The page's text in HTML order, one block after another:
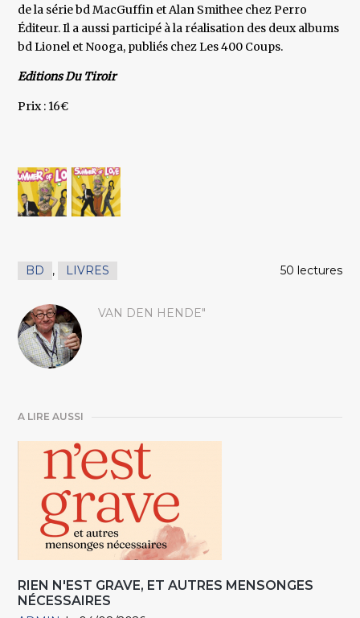
de la série bd MacGuffin et Alan Smithee chez Perro
Éditeur. Il a aussi participé à la réalisation des deux albums
bd Lionel et Nooga, publiés chez Les 400 Coups.
Editions Du Tiroir
Prix : 16€
BD , LIVRES 50 lectures
VAN DEN HENDE"
A LIRE AUSSI
RIEN N'EST GRAVE, ET AUTRES MENSONGES
NÉCESSAIRES